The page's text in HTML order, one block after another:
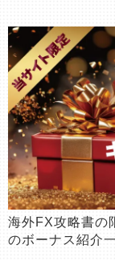
海外FX攻略書の
のボーナス紹介